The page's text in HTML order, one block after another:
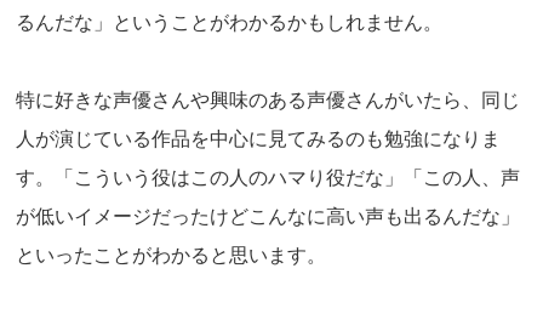
るんだな」ということがわかるかもしれません。
特に好きな声優さんや興味のある声優さんがいたら、同じ
人が演じている作品を中心に見てみるのも勉強になりま
す。「こういう役はこの人のハマり役だな」「この人、声
が低いイメージだったけどこんなに高い声も出るんだな」
といったことがわかると思います。